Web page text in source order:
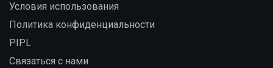
Условия использования
Политика конфиденциальности
PIPL
Связаться с нами